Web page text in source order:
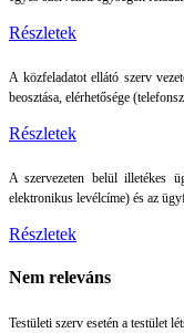
Részletek
A közfeladatot ellátó szerv
beosztása, elérhetősége
Részletek
A szervezeten belül illetékes
elektronikus levélcíme) és az
Részletek
Nem releváns
Testületi szerv esetén a testület